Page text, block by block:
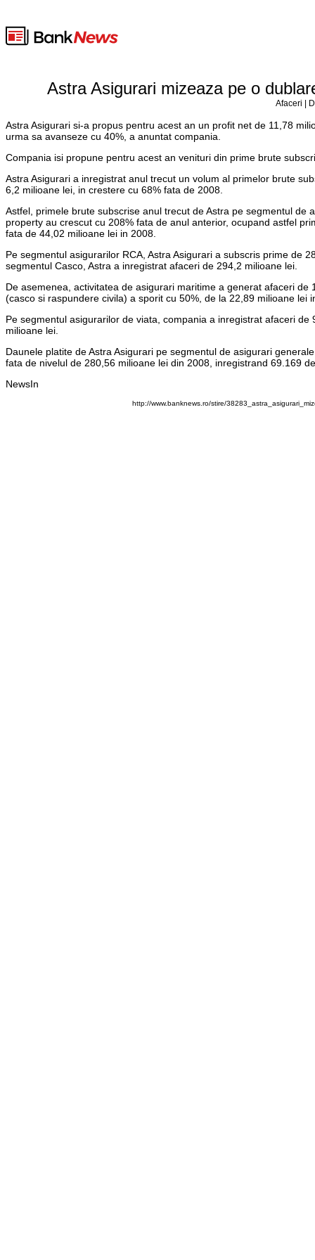
Astra Asigurari mizeaza pe o
Afaceri |
Astra Asigurari si-a propus pentru acest an un profit net de 11,78
urma sa avanseze cu 40%, a anuntat compania.
Compania isi propune pentru acest an venituri din prime brute
Astra Asigurari a inregistrat anul trecut un volum al primelor brute
6,2 milioane lei, in crestere cu 68% fata de 2008.
Astfel, primele brute subscrise anul trecut de Astra pe segmentul
property au crescut cu 208% fata de anul anterior, ocupand astfel
fata de 44,02 milioane lei in 2008.
Pe segmentul asigurarilor RCA, Astra Asigurari a subscris prime de
segmentul Casco, Astra a inregistrat afaceri de 294,2 milioane lei.
De asemenea, activitatea de asigurari maritime a generat afaceri
(casco si raspundere civila) a sporit cu 50%, de la 22,89 milioane lei
Pe segmentul asigurarilor de viata, compania a inregistrat afaceri
milioane lei.
Daunele platite de Astra Asigurari pe segmentul de asigurari
fata de nivelul de 280,56 milioane lei din 2008, inregistrand 69.169
NewsIn
http://www.banknews.ro/stire/